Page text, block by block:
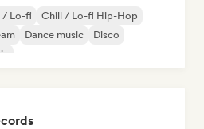
/ Lo-fi
Chill / Lo-fi Hip-Hop
Dance music
Disco